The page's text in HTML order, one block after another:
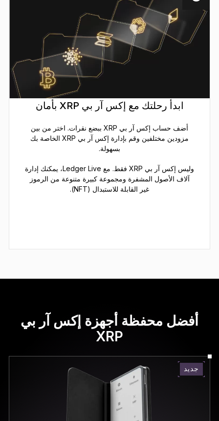
ابدأ رحلتك مع إكس آر بي XRP بأمان
أضف حساب إكس آر بي XRP ببضع نقرات. اختر من بين
مزودين مختلفين وقم بإدارة إكس آر بي XRP الخاصة بك
بسهولة.
وليس إكس آر بي XRP فقط. مع Ledger Live، يمكنك إدارة
آلاف الأصول المشفرة ومجموعة كبيرة متنوعة من الرموز
غير القابلة للاستبدال (NFT).
أفضل محفظة أجهزة إكس آر بي
XRP
جديد